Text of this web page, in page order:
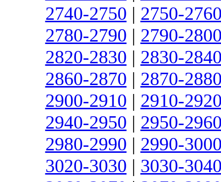
2740-2750 | 2750-
2780-2790 | 2790-
2820-2830 | 2830-
2860-2870 | 2870-
2900-2910 | 2910-
2940-2950 | 2950-
2980-2990 | 2990-
3020-3030 | 3030-